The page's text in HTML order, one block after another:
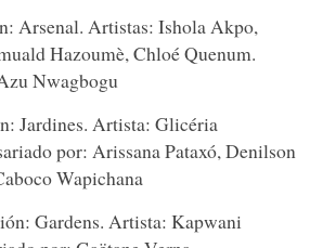
Arsenal. Artistas: Ishola Akpo,
Hazoumè, Chloé Quenum.
Nwagbogu
Jardines. Artista: Glicéria
por: Arissana Pataxó, Denilson
Wapichana
Gardens. Artista: Kapwani